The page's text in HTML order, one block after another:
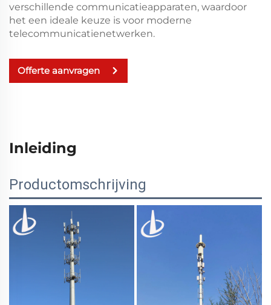
verschillende communicatieapparaten, waardoor
het een ideale keuze is voor moderne
telecommunicatienetwerken.
Offerte aanvragen
Inleiding
Productomschrijving